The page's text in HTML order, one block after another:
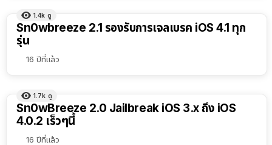
1.4k ดู
Sn0wbreeze 2.1 รองรับการเจลเบรค iOS 4.1 ทุก
รุ่น
16 ปีที่แล้ว
1.7k ดู
Sn0wBreeze 2.0 Jailbreak iOS 3.x ถึง iOS
4.0.2 เร็วๆนี้
16 ปีที่แล้ว